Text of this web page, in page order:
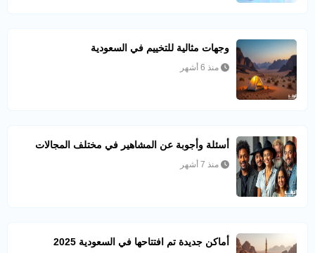
وجهات مثالية للتخييم في السعودية
منذ 6 أشهر
أسئلة وأجوبة عن المشاهير في مختلف المجالات
منذ 7 أشهر
أماكن جديدة تم افتتاحها في السعودية 2025